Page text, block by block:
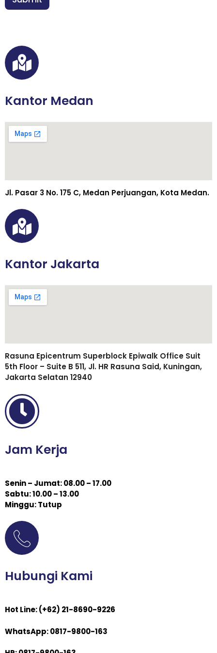
a
*
Kantor Medan
Jl. Pasar 3 No. 175 C, Medan Perjuangan, Kota Medan.
Kantor Jakarta
Rasuna Epicentrum Superblock Epiwalk Office Suit
5th Floor – Suite B 511, Jl. HR Rasuna Said, Kuningan,
Jakarta Selatan 12940
Jam Kerja
Senin – Jumat: 08.00 – 17.00
Sabtu: 10.00 – 13.00
Minggu: Tutup
Hubungi Kami
Hot Line: (+62) 21-8690-9226
WhatsApp: 0817-9800-163